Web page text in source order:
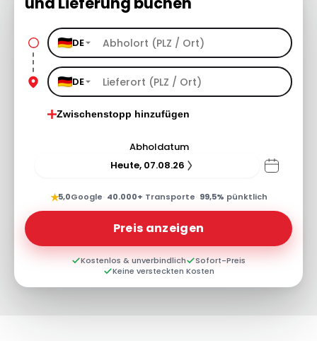
DE
DE
Zwischenstopp hinzufügen
Abholdatum
Heute, 07.08.26
★5,0Google· 40.000+ Transporte· 99,5% pünktlich
Preis anzeigen
Kostenlos & unverbindlich
Sofort-Preis
Keine versteckten Kosten